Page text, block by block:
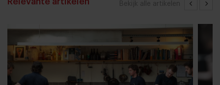
Bekijk alle artikelen